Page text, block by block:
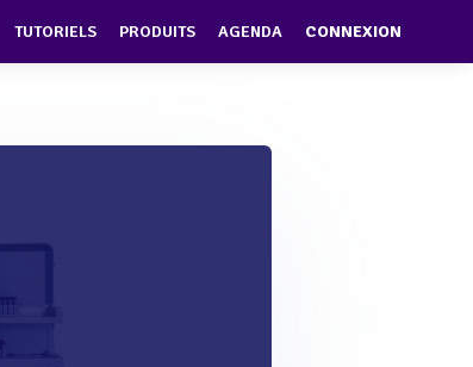
TUTORIELS PRODUITS AGENDA CONNEXION